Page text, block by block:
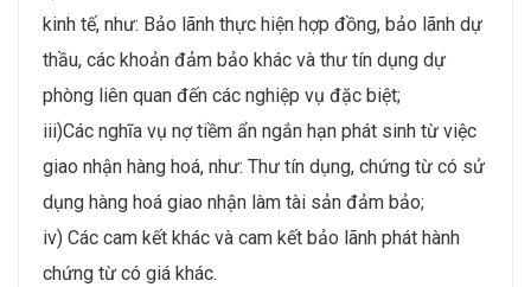
kinh tế, như: Bảo lãnh thực hiện hợp đồng, bảo lãnh dự
thầu, các khoản đảm bảo khác và thư tín dụng dự
phòng liên quan đến các nghiệp vụ đặc biệt;
iii)Các nghĩa vụ nợ tiềm ẩn ngắn hạn phát sinh từ việc
giao nhận hàng hoá, như: Thư tín dụng, chứng từ có sử
dụng hàng hoá giao nhận làm tài sản đảm bảo;
iv) Các cam kết khác và cam kết bảo lãnh phát hành
chứng từ có giá khác.